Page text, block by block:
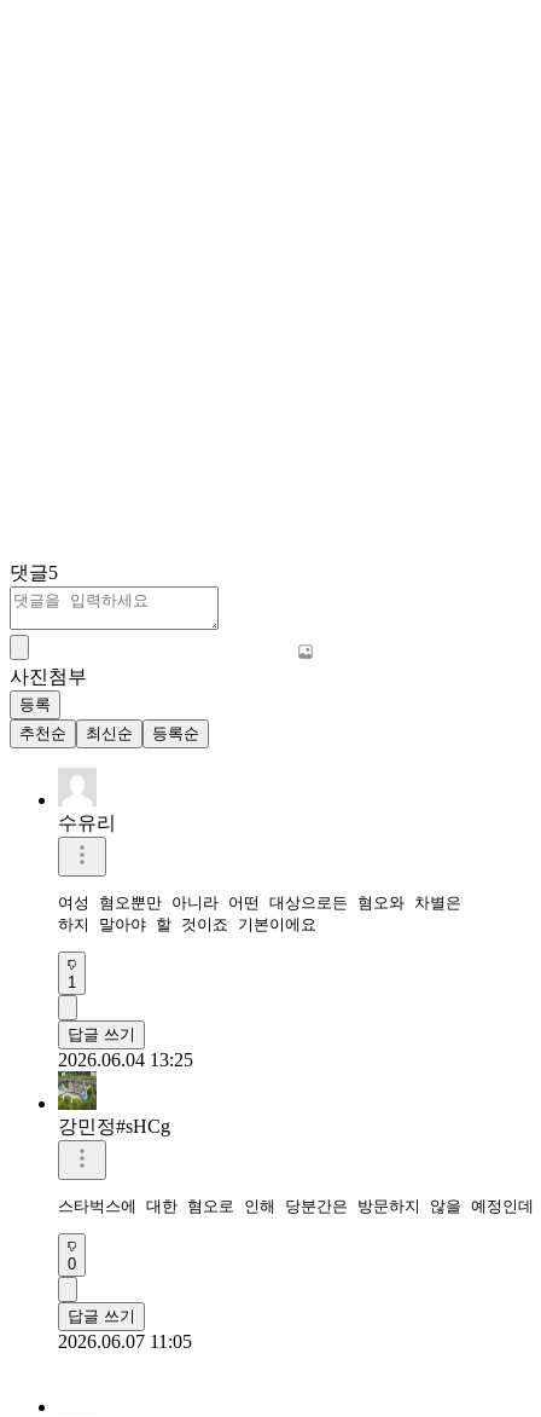
댓글5
사진첨부
등록
추천순
최신순 등록순
수유리
여성 혐오뿐만 아니라 어떤 대상으로든 혐오와 차별은
하지 말아야 할 것이죠 기본이에요
1
답글 쓰기
2026.06.04 13:25
강민정#sHCg
스타벅스에 대한 혐오로 인해 당분간은 방문하지 않을 예정인
0
답글 쓰기
2026.06.07 11:05